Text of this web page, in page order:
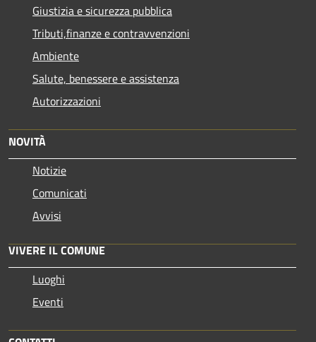
Giustizia e sicurezza pubblica
Tributi,finanze e contravvenzioni
Ambiente
Salute, benessere e assistenza
Autorizzazioni
NOVITÀ
Notizie
Comunicati
Avvisi
VIVERE IL COMUNE
Luoghi
Eventi